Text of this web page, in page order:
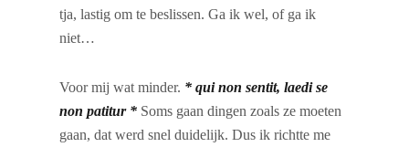
tja, lastig om te beslissen. Ga ik wel, of ga ik
niet…
Voor mij wat minder. * qui non sentit, laedi se
non patitur * Soms gaan dingen zoals ze moeten
gaan, dat werd snel duidelijk. Dus ik richtte me